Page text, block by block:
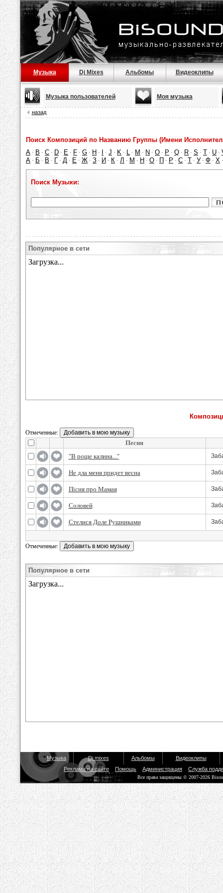
Музыка Dj Mixes Альбомы Видеоклипы
Музыка пользователей Моя музыка
назад
Поиск Композиций по Названию Группы (Имени
A · B · C · D · E · F · G · H · · J · K · L · M · N · O · P · Q · R · S · T · U ·
А · Б · В · Г · Д · Е · Ж · З · И · К · Л · М · Н · О · П · Р · С · Т · У · Ф · Х
Поиск Музыки:
Популярное в сети
Отмеченные:
Песня
"В роще калина..."
Не дла меня придет весна
Пісня про Мамая
Соловей
Стелися Доле Рушниками
Отмеченные:
Популярное в сети
Музыка Dj mixes Альбомы
Видеоклипы
Реклама на сайте
Помощь Администрация Служба
Все права защищены © 2007-2026